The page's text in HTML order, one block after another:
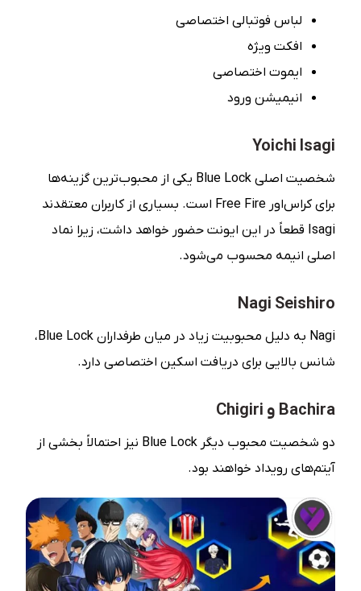
لباس فوتبالی اختصاصی
افکت ویژه
ایموت اختصاصی
انیمیشن ورود
Yoichi Isagi
شخصیت اصلی Blue Lock یکی از محبوب‌ترین گزینه‌ها
برای کراس‌اور Free Fire است. بسیاری از کاربران معتقدند
Isagi قطعاً در این ایونت حضور خواهد داشت، زیرا نماد
اصلی انیمه محسوب می‌شود.
Nagi Seishiro
Nagi به دلیل محبوبیت زیاد در میان طرفداران Blue Lock،
شانس بالایی برای دریافت اسکین اختصاصی دارد.
Bachira و Chigiri
دو شخصیت محبوب دیگر Blue Lock نیز احتمالاً بخشی از
آیتم‌های رویداد خواهند بود.